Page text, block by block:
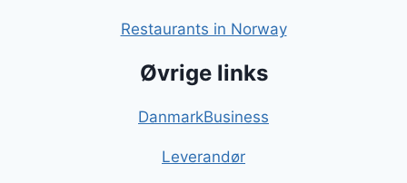
Restaurants in Norway
Øvrige links
DanmarkBusiness
Leverandør